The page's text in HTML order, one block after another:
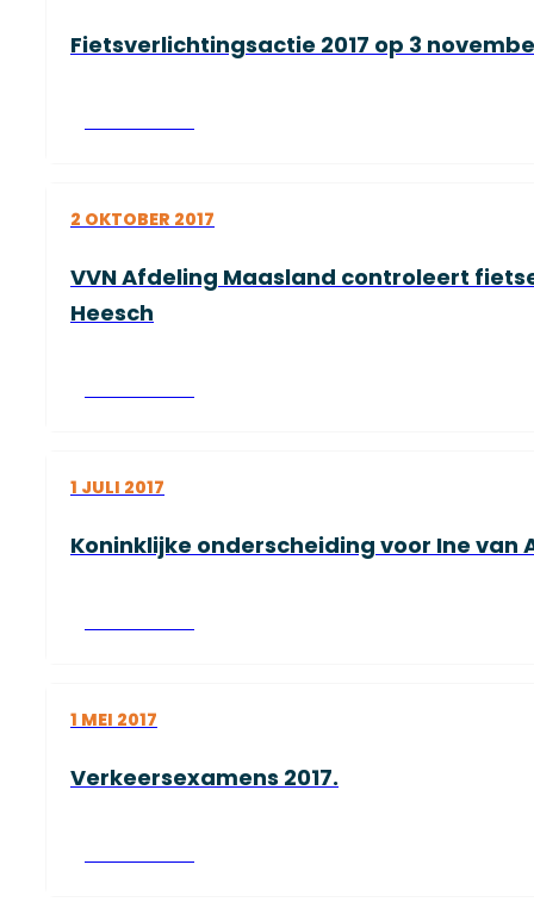
Fietsverlichtingsactie 2017 op 3
2 OKTOBER 2017
VVN Afdeling Maasland controleert
Heesch
1 JULI 2017
Koninklijke onderscheiding voor Ine van
1 MEI 2017
Verkeersexamens 2017.